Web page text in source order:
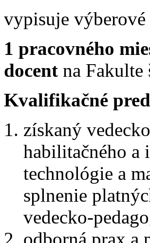
vypisuje výberové
1 pracovného
docent na
Kvalifikačné
získaný
habilitačného a
technológie a
splnenie
vedecko-
odborná prax a